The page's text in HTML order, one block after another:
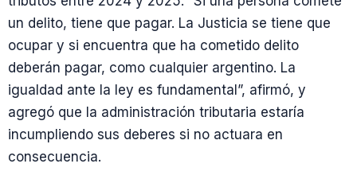
un delito, tiene que pagar. La Justicia se tiene que
ocupar y si encuentra que ha cometido delito
deberán pagar, como cualquier argentino. La
igualdad ante la ley es fundamental”, afirmó, y
agregó que la administración tributaria estaría
incumpliendo sus deberes si no actuara en
consecuencia.